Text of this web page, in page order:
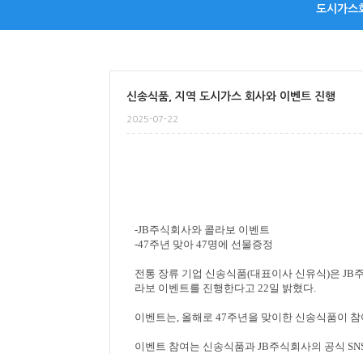
도시가스
신송식품, 지역 도시가스 회사와 이벤트 진행
2025-07-22
-JB주식회사와 콜라보 이벤트
-47주년 맞아 47명에 선물증정
전통 장류 기업 신송식품(대표이사 신유식)은 JB
라보 이벤트를 진행한다고 22일 밝혔다.
이벤트는, 올해로 47주년을 맞이한 신송식품이
이벤트 참여는 신송식품과 JB주식회사의 공식